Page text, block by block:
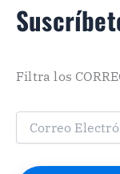
Filtra los
C